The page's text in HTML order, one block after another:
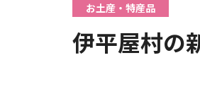
お土産・特産品
伊平屋村の